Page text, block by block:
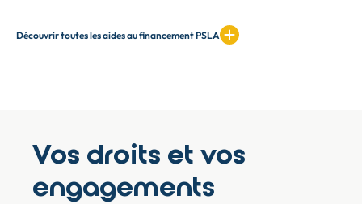
Découvrir toutes les aides au financement PSLA
Vos droits et vos
engagements